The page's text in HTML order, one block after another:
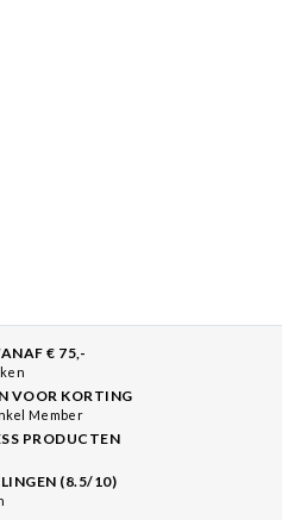
€ 75,-
VOOR KORTING
Member
PRODUCTEN
(8.5/10)